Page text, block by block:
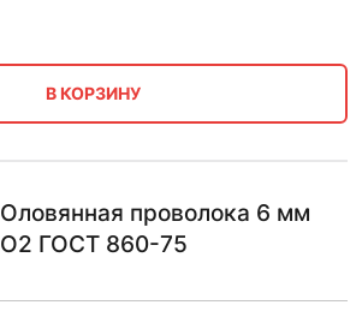
В КОРЗИНУ
Оловянная проволока 6 мм
О2 ГОСТ 860-75